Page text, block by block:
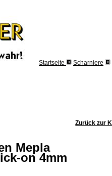
Startseite Scharniere
Zurück zur
Mepla
on 4mm